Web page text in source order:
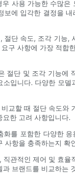
사용 가능한 수많은
에 입각한 결정을
단 속도, 조각 기능,
구 사항에 가장 적합
절단 및 조각 기능에
입니다. 다양한 모델
교할 때 절단 속도와
한 고려 사항입니다.
를 포함한 다양한
항을 충족하는지 확
관적인 제어 및 효율
브랜드를 비교하는